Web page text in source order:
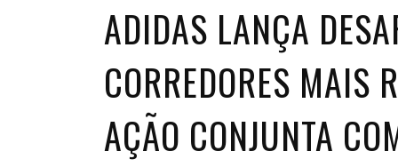
ADIDAS LANÇA
CORREDORES MAIS
AÇÃO CONJUNTA